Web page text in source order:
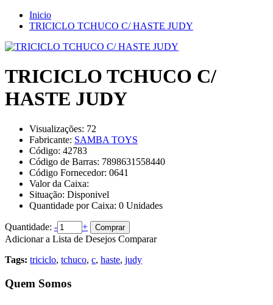
Inicio
TRICICLO TCHUCO C/ HASTE JUDY
TRICICLO TCHUCO C/
HASTE JUDY
Visualizações: 72
Fabricante: SAMBA TOYS
Código: 42783
Código de Barras: 7898631558440
Código Fornecedor: 0641
Valor da Caixa:
Situação: Disponivel
Quantidade por Caixa: 0 Unidades
Quantidade: - + Comprar
Adicionar a Lista de Desejos Comparar
Tags: triciclo, tchuco, c, haste, judy
Quem Somos